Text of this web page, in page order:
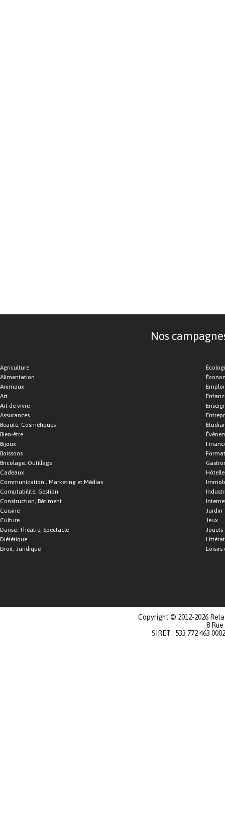
Nos
Agriculture
Alimentation
Animaux
Art
Art de vivre
Assurances
Beauté, Cosmétiques
Bien-être
Bijoux
Boissons
Bricolage, Outillage
Cadeaux
Communication , Marketing et Médias
Comptabilité, Gestion
Construction, Bâtiment
Cuisine
Culture
Danse, Théâtre, Spectacle
Diététique
Droit, Juridique
Emploi
Jardin
Jeux
Jouets
Loisirs
Copyright © 2012-2026
8
SIRET : 533 772 463